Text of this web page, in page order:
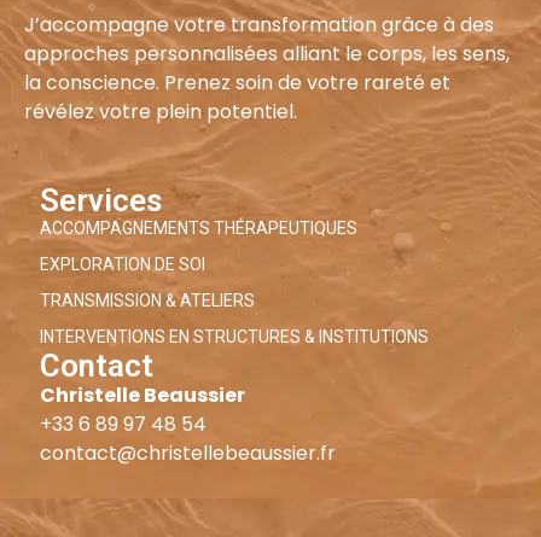
J’accompagne votre transformation grâce à des
approches personnalisées alliant le corps, les sens,
la conscience. Prenez soin de votre rareté et
révélez votre plein potentiel.
Services
ACCOMPAGNEMENTS THÉRAPEUTIQUES
EXPLORATION DE SOI
TRANSMISSION & ATELIERS
INTERVENTIONS EN STRUCTURES & INSTITUTIONS
Contact
Christelle Beaussier
+33 6 89 97 48 54
contact@christellebeaussier.fr